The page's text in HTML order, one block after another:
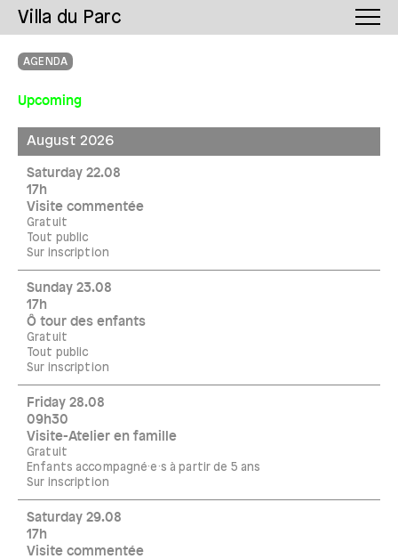
Villa du Parc
AGENDA
Upcoming
August 2026
Saturday 22.08
17h
Visite commentée
Gratuit
Tout public
Sur inscription
Sunday 23.08
17h
Ô tour des enfants
Gratuit
Tout public
Sur inscription
Friday 28.08
09h30
Visite-Atelier en famille
Gratuit
Enfants accompagné·e·s à partir de 5 ans
Sur inscription
Saturday 29.08
17h
Visite commentée